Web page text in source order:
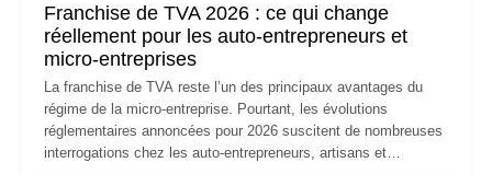
Franchise de TVA 2026 : ce qui change
réellement pour les auto-entrepreneurs et
micro-entreprises
La franchise de TVA reste l’un des principaux avantages du
régime de la micro-entreprise. Pourtant, les évolutions
réglementaires annoncées pour 2026 suscitent de nombreuses
interrogations chez les auto-entrepreneurs, artisans et